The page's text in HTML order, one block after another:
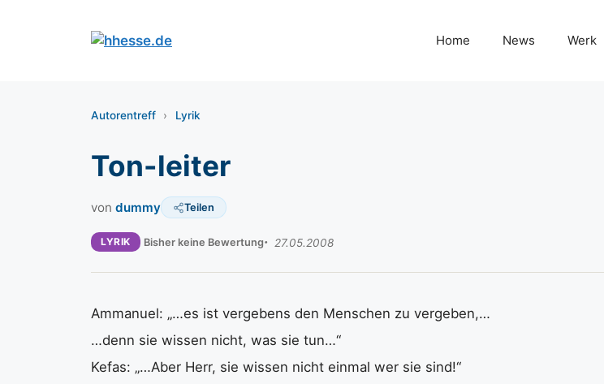
Home News Werk
Autorentreff › Lyrik
Ton-leiter
von dummy Teilen
LYRIK Bisher keine Bewertung 27.05.2008
Ammanuel: „…es ist vergebens den Menschen zu vergeben,…
…denn sie wissen nicht, was sie tun…“
Kefas: „…Aber Herr, sie wissen nicht einmal wer sie sind!“